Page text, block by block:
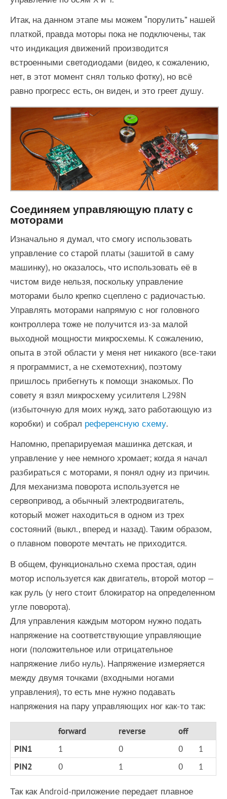
Итак, на данном этапе мы можем “порулить” нашей
платкой, правда моторы пока не подключены, так
что индикация движений производится
встроенными светодиодами (видео, к сожалению,
нет, в этот момент снял только фотку), но всё
равно прогресс есть, он виден, и это греет душу.
Соединяем управляющую плату с
моторами
Изначально я думал, что смогу использовать
управление со старой платы (зашитой в саму
машинку), но оказалось, что использовать её в
чистом виде нельзя, поскольку управление
моторами было крепко сцеплено с радиочастью.
Управлять моторами напрямую с ног головного
контроллера тоже не получится из-за малой
выходной мощности микросхемы. К сожалению,
опыта в этой области у меня нет никакого (все-таки
я программист, а не схемотехник), поэтому
пришлось прибегнуть к помощи знакомых. По
совету я взял микросхему усилителя L298N
(избыточную для моих нужд, зато работающую из
коробки) и собрал референсную схему.
Напомню, препарируемая машинка детская, и
управление у нее немного хромает; когда я начал
разбираться с моторами, я понял одну из причин.
Для механизма поворота используется не
сервопривод, а обычный электродвигатель,
который может находиться в одном из трех
состояний (выкл., вперед и назад). Таким образом,
о плавном повороте мечтать не приходится.
В общем, функционально схема простая, один
мотор используется как двигатель, второй мотор —
как руль (у него стоит блокиратор на определенном
угле поворота).
Для управления каждым мотором нужно подать
напряжение на соответствующие управляющие
ноги (положительное или отрицательное
напряжение либо нуль). Напряжение измеряется
между двумя точками (входными ногами
управления), то есть мне нужно подавать
напряжения на пару управляющих ног как-то так:
forward reverse
off
PIN1
1 0 0
1
PIN2
0 1 0 1
Так как Android-приложение передает плавное